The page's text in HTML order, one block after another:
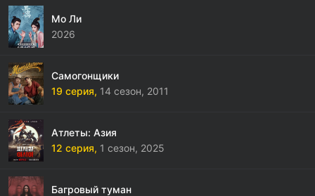
Мо Ли
2026
Самогонщики
19 серия, 14 сезон, 2011
Атлеты: Азия
12 серия, 1 сезон, 2025
Багровый туман